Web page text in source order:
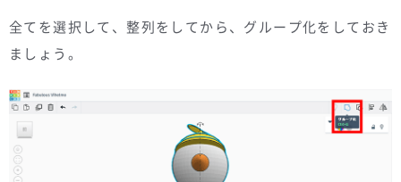
全てを選択して、整列をしてから、グループ化をしておき
ましょう。